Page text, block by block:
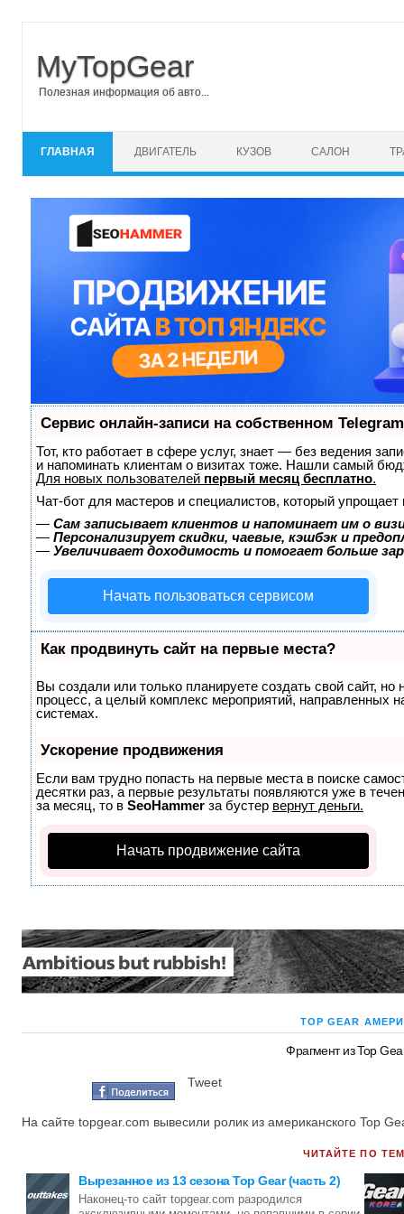
MyTopGear
Полезная информация об авто...
ГЛАВНАЯ ДВИГАТЕЛЬ КУЗОВ САЛОН
Сервис онлайн-записи на собственном
Тот, кто работает в сфере услуг, знает — без ведения
и напоминать клиентам о визитах тоже. Нашли самый
Для новых пользователей первый месяц бесплатно.
Чат-бот для мастеров и специалистов, который упрощает
— Сам записывает клиентов и напоминает им о
— Персонализирует скидки, чаевые, кэшбэк и
— Увеличивает доходимость и помогает больше
Начать пользоваться сервисом
Как продвинуть сайт на первые места?
Вы создали или только планируете создать свой сайт, но
процесс, а целый комплекс мероприятий, направленных
системах.
Ускорение продвижения
Если вам трудно попасть на первые места в поиске
десятки раз, а первые результаты появляются уже в
за месяц, то в SeoHammer за бустер вернут деньги.
Начать продвижение сайта
TOP GEAR
Фрагмент из Top
Tweet
На сайте topgear.com вывесили ролик из американского Top
ЧИТАЙТЕ ПО
Вырезанное из 13 сезона Top Gear (часть 2)
Наконец-то сайт topgear.com разродился